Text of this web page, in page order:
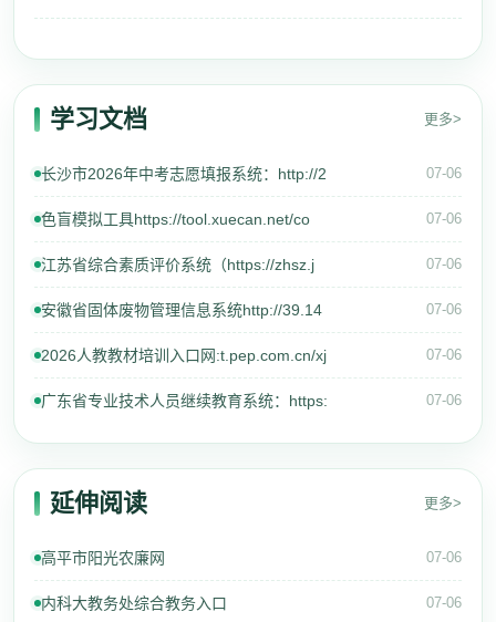
学习文档 更多>
长沙市2026年中考志愿填报系统：http://2 07-06
色盲模拟工具https://tool.xuecan.net/co 07-06
江苏省综合素质评价系统（https://zhsz.j 07-06
安徽省固体废物管理信息系统http://39.14 07-06
2026人教教材培训入口网:t.pep.com.cn/xj 07-06
广东省专业技术人员继续教育系统：https: 07-06
延伸阅读 更多>
高平市阳光农廉网 07-06
内科大教务处综合教务入口 07-06